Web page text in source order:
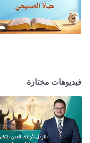
فيديوهات مختارة